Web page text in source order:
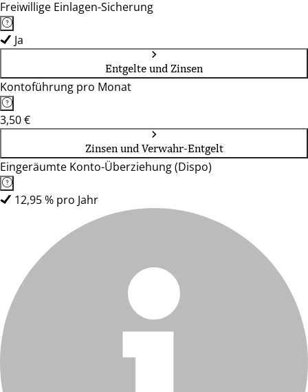
Freiwillige Einlagen-Sicherung
Ja
Entgelte und Zinsen
Kontoführung pro Monat
3,50 €
Zinsen und Verwahr-Entgelt
Eingeräumte Konto-Überziehung (Dispo)
12,95 % pro Jahr